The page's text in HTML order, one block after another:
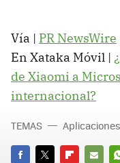
Vía | PR NewsWire
En Xataka Móvil |
de Xiaomi a
internacional?
TEMAS Aplicaciones